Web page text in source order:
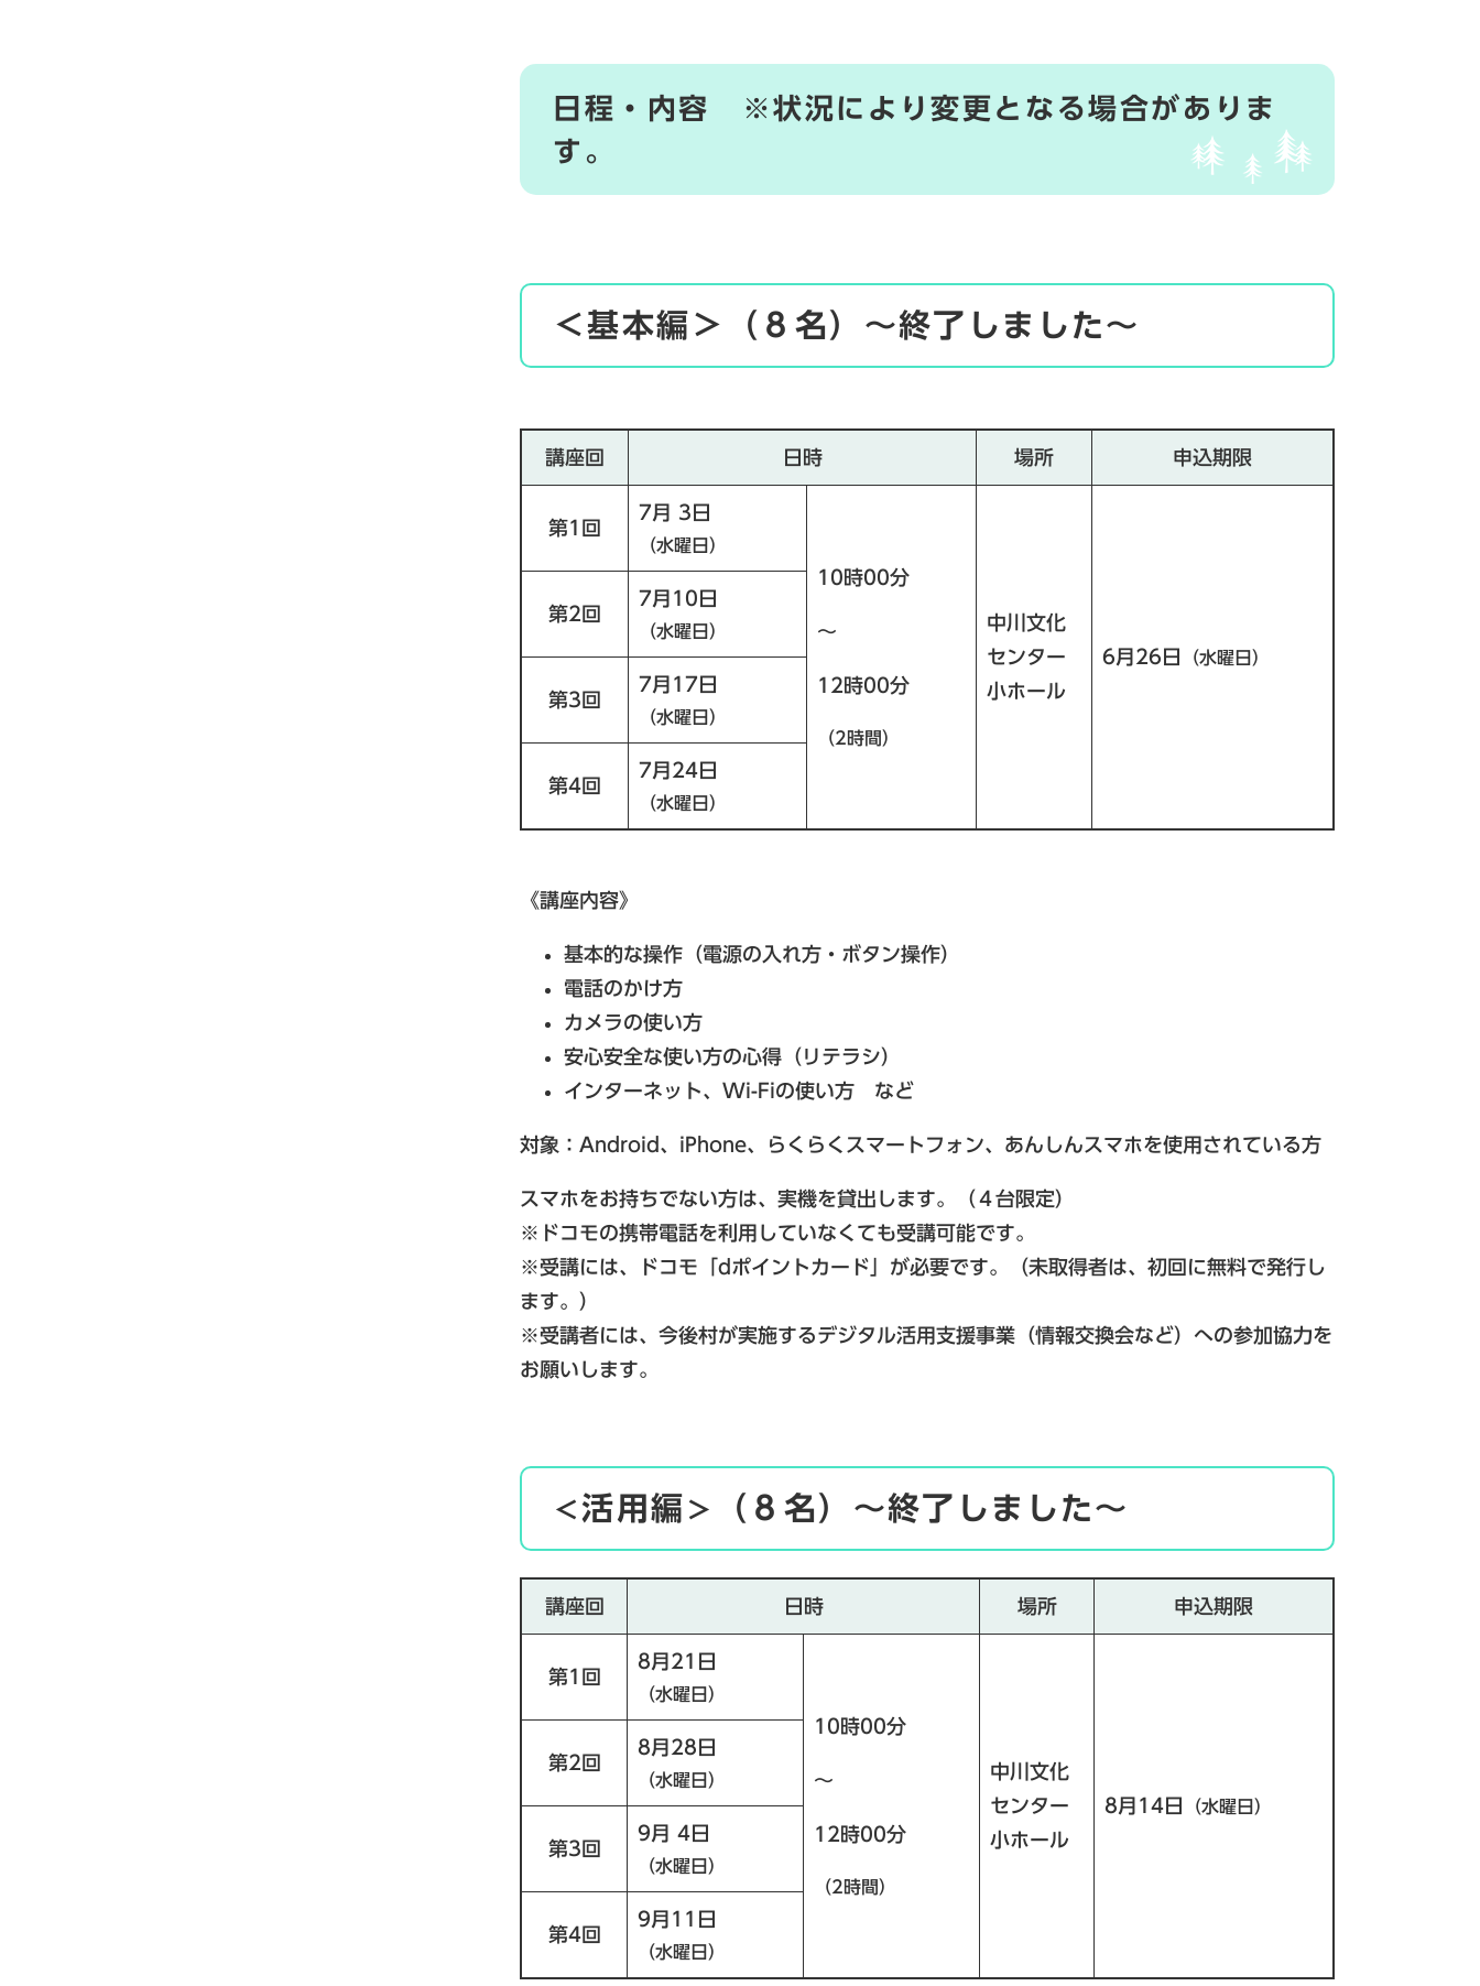
日程・内容 ※状況により変更となる場合がありま
す。
＜基本編＞（８名）～終了しました～
講座回 日時 場所 申込期限
第1回
7月 3日
（水曜日）
10時00分
～
12時00分
（2時間）
中川文化
センター
小ホール
6月26日 （水曜日）
第2回
7月10日
（水曜日）
第3回
7月17日
（水曜日）
第4回
7月24日
（水曜日）
《講座内容》
基本的な操作（電源の入れ方・ボタン操作）
電話のかけ方
カメラの使い方
安心安全な使い方の心得（リテラシ）
インターネット、Wi-Fiの使い方 など
対象：Android、iPhone、らくらくスマートフォン、あんしんスマホを使用されている方
スマホをお持ちでない方は、実機を貸出します。（４台限定）​
※ドコモの携帯電話を利用していなくても受講可能です。
※受講には、ドコモ「dポイントカード」が必要です。（未取得者は、初回に無料で発行し
ます。）
※​受講者には、今後村が実施するデジタル活用支援事業（情報交換会など）への参加協力を
お願いします。
＜​ 活用編 ＞​ （８名）～終了しました～
講座回 日時 場所 申込期限
第1回
8月21日
（水曜日）
10時00分
～
12時00分
（2時間）
中川文化
センター
小ホール
8月14日 （水曜日）
第2回
8月28日
（水曜日）
第3回
9月 4日
（水曜日）
第4回
9月11日
（水曜日）